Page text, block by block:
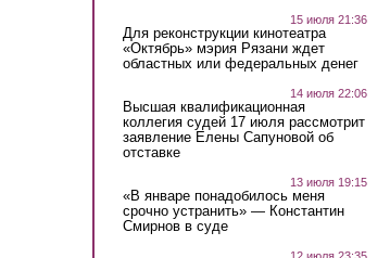
15 июля 21:36
Для реконструкции кинотеатра
«Октябрь» мэрия Рязани ждет
областных или федеральных денег
14 июля 22:06
Высшая квалификационная
коллегия судей 17 июля рассмотрит
заявление Елены Сапуновой об
отставке
13 июля 19:15
«В январе понадобилось меня
срочно устранить» — Константин
Смирнов в суде